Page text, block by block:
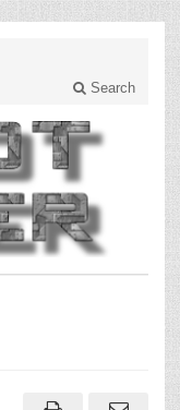
Search